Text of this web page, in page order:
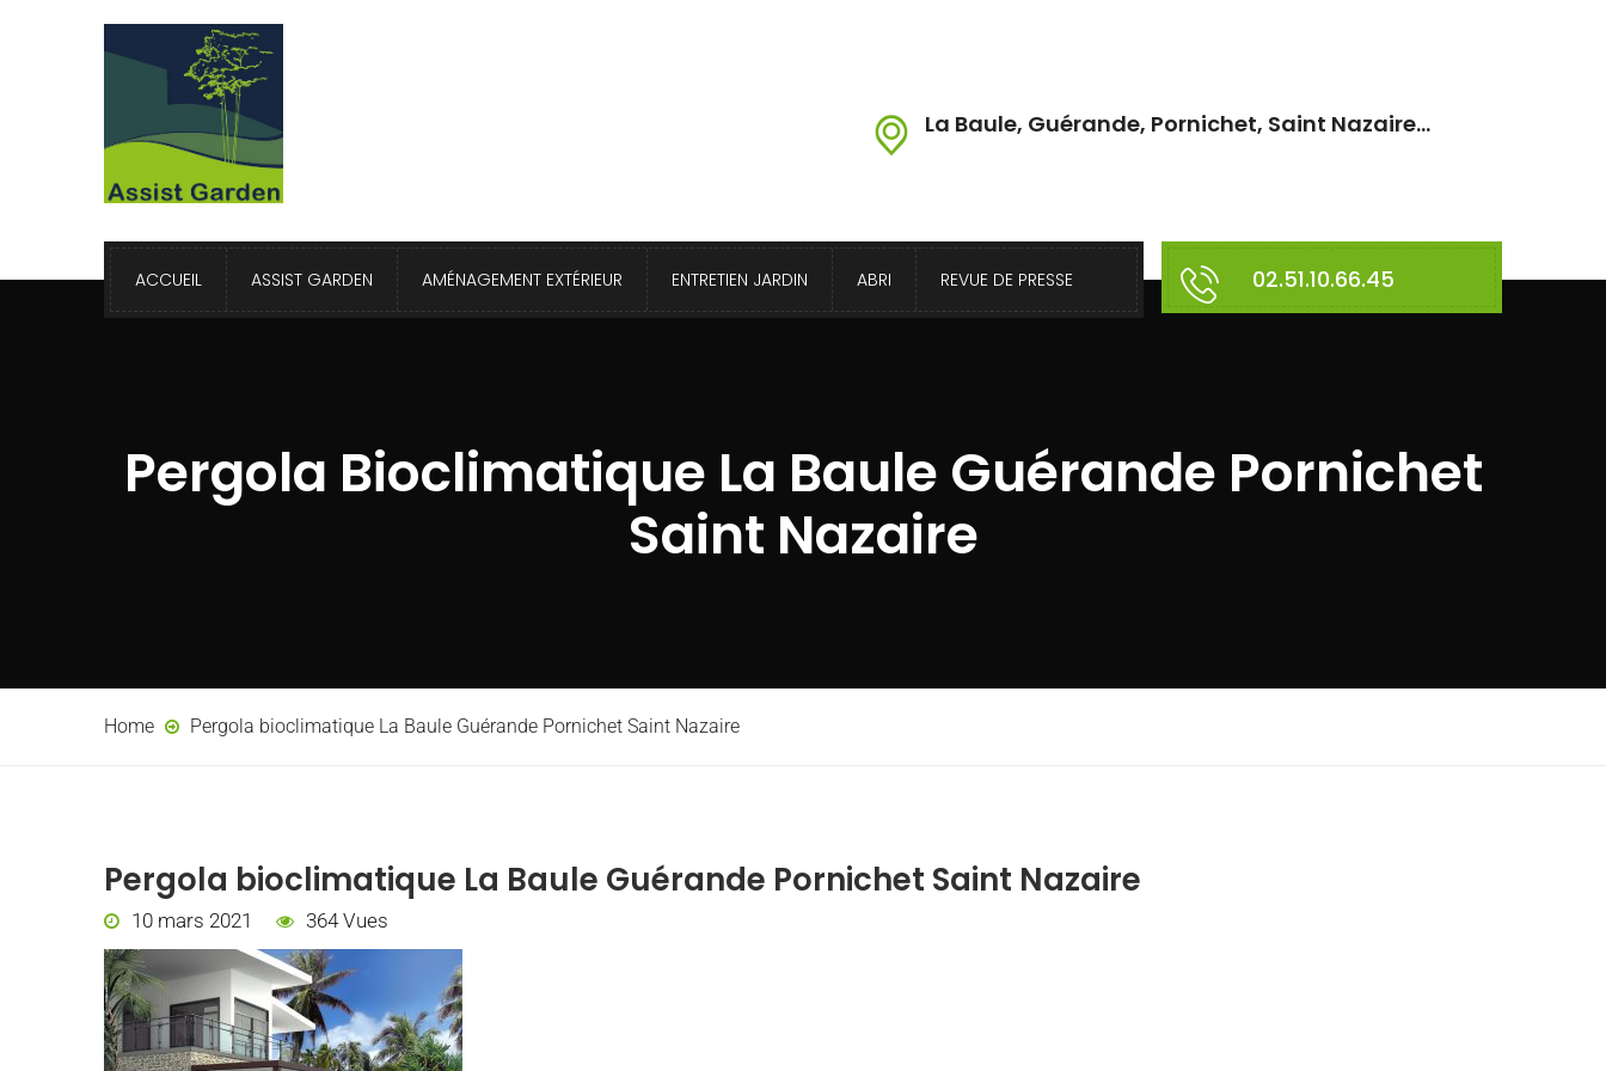
La Baule, Guérande, Pornichet, Saint Nazaire...
ACCUEIL ASSIST GARDEN AMÉNAGEMENT EXTÉRIEUR ENTRETIEN JARDIN ABRI REVUE DE PRESSE 02.51.10.66.45
Pergola Bioclimatique La Baule Guérande Pornichet
Saint Nazaire
Home Pergola bioclimatique La Baule Guérande Pornichet Saint Nazaire
Pergola bioclimatique La Baule Guérande Pornichet Saint Nazaire
10 mars 2021 364 Vues